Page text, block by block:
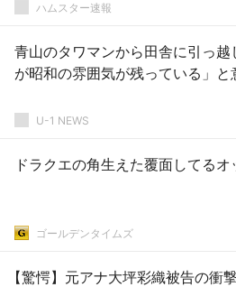
ハムスター速報
青山のタワマンから田舎に引っ
が昭和の雰囲気が残っている」
U-1 NEWS
ドラクエの角生えた覆面してるオ
ゴールデンタイムズ
【驚愕】元アナ大坪彩織被告の衝